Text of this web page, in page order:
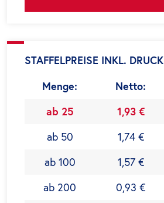
STAFFELPREISE INKL. DRUCK
Menge:
Netto:
ab 25
1,93 €
ab 50
1,74 €
ab 100
1,57 €
ab 200
0,93 €